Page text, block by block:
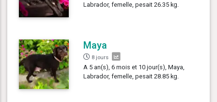
Labrador, femelle, pesait 26.35 kg.
Maya
8 jours
A 5 an(s), 6 mois et 10 jour(s), Maya,
Labrador, femelle, pesait 28.85 kg.